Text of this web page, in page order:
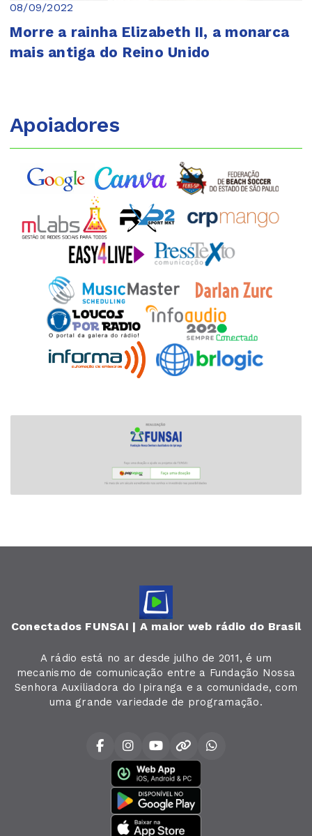
08/09/2022
Morre a rainha Elizabeth II, a monarca
mais antiga do Reino Unido
Apoiadores
Conectados FUNSAI | A maior web rádio do Brasil
A rádio está no ar desde julho de 2011, é um
mecanismo de comunicação entre a Fundação Nossa
Senhora Auxiliadora do Ipiranga e a comunidade, com
uma grande variedade de programação.